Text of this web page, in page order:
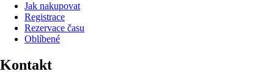
Jak nakupovat
Registrace
Rezervace času
Oblíbené
Kontakt